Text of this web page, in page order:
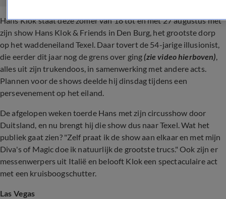
Hans Klok staat deze zomer van 18 tot en met 27 augustus met
zijn show Hans Klok & Friends in Den Burg, het grootste dorp
op het waddeneiland Texel. Daar tovert de 54-jarige illusionist,
die eerder dit jaar nog de grens over ging(zie video hierboven),
alles uit zijn trukendoos, in samenwerking met andere acts.
Plannen voor de shows deelde hij dinsdag tijdens een
persevenement op het eiland.
De afgelopen weken toerde Hans met zijn circusshow door
Duitsland, en nu brengt hij die show dus naar Texel. Wat het
publiek gaat zien? "Zelf praat ik de show aan elkaar en met mijn
Diva's of Magic doe ik natuurlijk de grootste trucs." Ook zijn er
messenwerpers uit Italië en belooft Klok een spectaculaire act
met een kruisboogschutter.
Las Vegas